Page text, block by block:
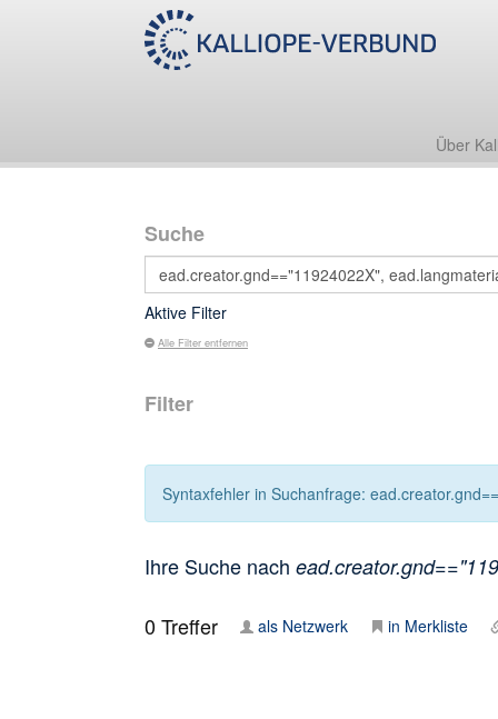
Über
Suche
Aktive Filter
Alle Filter entfernen
Filter
Syntaxfehler in Suchanfrage:
Ihre Suche nach
0Treffer als Netzwerk in Merkliste